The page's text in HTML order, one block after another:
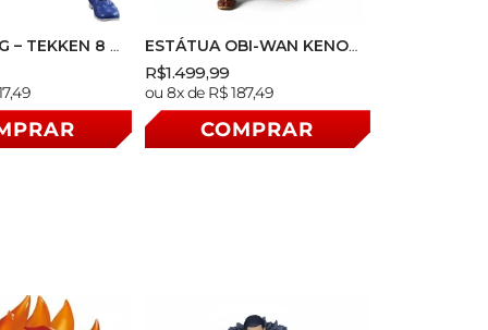
– TEKKEN 8 –
– BANDAI
ESTÁTUA OBI-WAN KENOBI
– STAR WARS – SOHEI
MEISHO MOVIE
REALIZATION – BANDAI
Preço
normal
Preço
normal
Preço
promocional
R$1.499,99
ou 8x de R$ 187,49
COMPRAR